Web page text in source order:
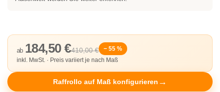
410,00 €
ab 184,50 €
− 55 %
inkl. MwSt. · Preis variiert je nach Maß
Raffrollo auf Maß konfigurieren